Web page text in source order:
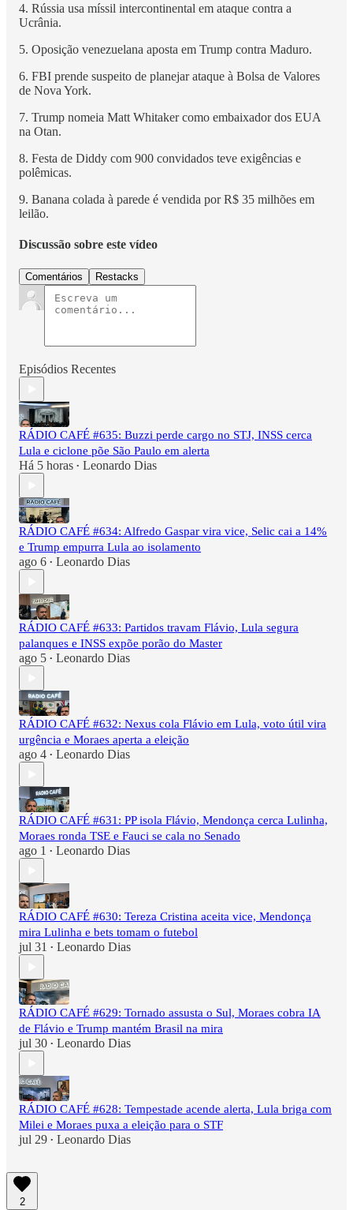
4. Rússia usa míssil intercontinental em ataque contra a
Ucrânia.
5. Oposição venezuelana aposta em Trump contra Maduro.
6. FBI prende suspeito de planejar ataque à Bolsa de Valores
de Nova York.
7. Trump nomeia Matt Whitaker como embaixador dos EUA
na Otan.
8. Festa de Diddy com 900 convidados teve exigências e
polêmicas.
9. Banana colada à parede é vendida por R$ 35 milhões em
leilão.
Discussão sobre este vídeo
Comentários Restacks
Episódios Recentes
RÁDIO CAFÉ #635: Buzzi perde cargo no STJ, INSS cerca
Lula e ciclone põe São Paulo em alerta
Há 5 horas • Leonardo Dias
RÁDIO CAFÉ #634: Alfredo Gaspar vira vice, Selic cai a 14%
e Trump empurra Lula ao isolamento
ago 6 • Leonardo Dias
RÁDIO CAFÉ #633: Partidos travam Flávio, Lula segura
palanques e INSS expõe porão do Master
ago 5 • Leonardo Dias
RÁDIO CAFÉ #632: Nexus cola Flávio em Lula, voto útil vira
urgência e Moraes aperta a eleição
ago 4 • Leonardo Dias
RÁDIO CAFÉ #631: PP isola Flávio, Mendonça cerca Lulinha,
Moraes ronda TSE e Fauci se cala no Senado
ago 1 • Leonardo Dias
RÁDIO CAFÉ #630: Tereza Cristina aceita vice, Mendonça
mira Lulinha e bets tomam o futebol
jul 31 • Leonardo Dias
RÁDIO CAFÉ #629: Tornado assusta o Sul, Moraes cobra IA
de Flávio e Trump mantém Brasil na mira
jul 30 • Leonardo Dias
RÁDIO CAFÉ #628: Tempestade acende alerta, Lula briga com
Milei e Moraes puxa a eleição para o STF
jul 29 • Leonardo Dias
2